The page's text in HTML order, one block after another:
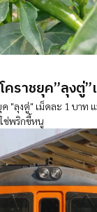
ราชยุค”ลุงตู่”
"ลุงตู่" เม็ดละ 1 บาท
ช่พริกขี้หนู